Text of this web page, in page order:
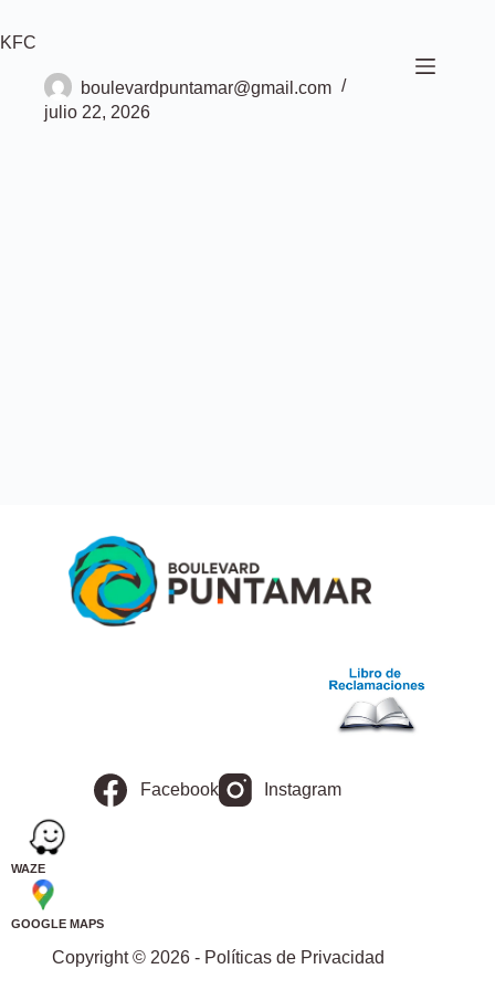
contenido
KFC
boulevardpuntamar@gmail.com
julio 22, 2026
Facebook Instagram
WAZE
GOOGLE MAPS
Copyright © 2026 - Políticas de Privacidad